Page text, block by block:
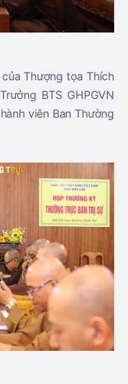
Thượng tọa Thích
BTS GHPGVN
viên Ban Thường